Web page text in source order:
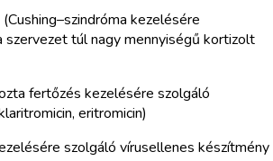
kezelésére
szervezet túl nagy mennyiségű kortizolt
fertőzés kezelésére szolgáló
eritromicin)
szolgáló vírusellenes készítmény